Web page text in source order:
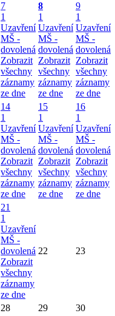
7
1
Uzavření
MŠ -
dovolená
Zobrazit
všechny
záznamy
ze dne
8
1
Uzavření
MŠ -
dovolená
Zobrazit
všechny
záznamy
ze dne
9
1
Uzavření
MŠ -
dovolená
Zobrazit
všechny
záznamy
ze dne
14
1
Uzavření
MŠ -
dovolená
Zobrazit
všechny
záznamy
ze dne
15
1
Uzavření
MŠ -
dovolená
Zobrazit
všechny
záznamy
ze dne
16
1
Uzavření
MŠ -
dovolená
Zobrazit
všechny
záznamy
ze dne
21
1
Uzavření
MŠ -
dovolená
Zobrazit
všechny
záznamy
ze dne
22 23
28 29 30